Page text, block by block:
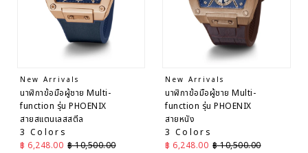
เรียง
ตามตัว
อักษร
Z-A
ไปสูง
ไปต่ำ
New Arrivals
นาฬิกาข้อมือผู้ชาย Multi-
function รุ่น PHOENIX
สายสแตนเลสสตีล
3 Colors
ราคาลด
฿ 6,248.00 ราคาปกติ
฿ 10,500.00
New Arrivals
นาฬิกาข้อมือผู้ชาย Multi-
function รุ่น PHOENIX
สายหนัง
3 Colors
ราคาลด
฿ 6,248.00 ราคาปกติ
฿ 10,500.00